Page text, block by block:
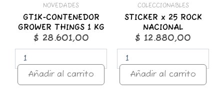
NOVEDADES
GT1K-CONTENEDOR
GROWER THINGS 1 KG
$ 28.601,00
Añadir al carrito
COLECCIONABLES
STICKER x 25 ROCK
NACIONAL
$ 12.880,00
Añadir al carrito